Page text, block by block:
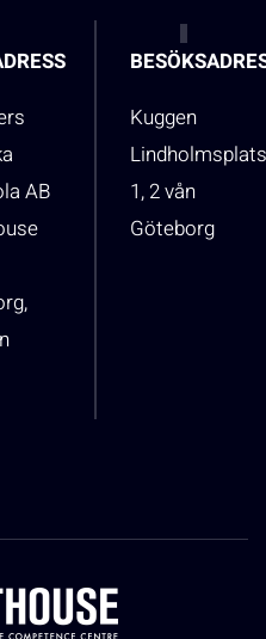
AB
Kuggen
1, 2 vån
Göteborg